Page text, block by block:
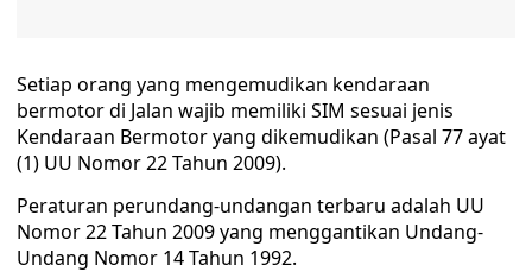
Setiap orang yang mengemudikan kendaraan
bermotor di Jalan wajib memiliki SIM sesuai jenis
Kendaraan Bermotor yang dikemudikan (Pasal 77 ayat
(1) UU Nomor 22 Tahun 2009).
Peraturan perundang-undangan terbaru adalah UU
Nomor 22 Tahun 2009 yang menggantikan Undang-
Undang Nomor 14 Tahun 1992.